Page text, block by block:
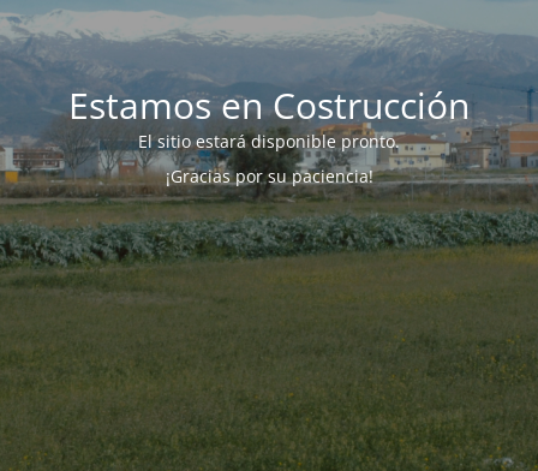
Estamos en Costrucción
El sitio estará disponible pronto.
¡Gracias por su paciencia!